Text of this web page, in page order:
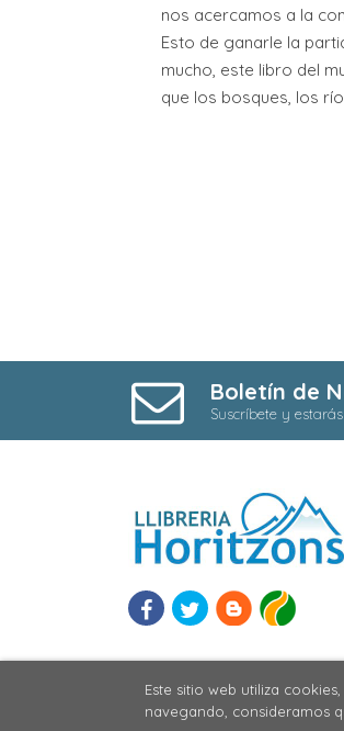
nos acercamos a la
Esto de ganarle la
mucho, este libro del
que los bosques, los
Boletín de
Suscríbete y
Este sitio web utiliza
navegando, consideramos